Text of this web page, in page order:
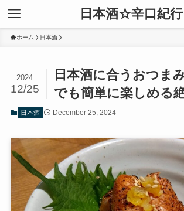
日本酒☆辛口紀行
ホーム 日本酒
日本酒に合うおつま
でも簡単に楽しめる
2024
12/25
日本酒 December 25, 2024